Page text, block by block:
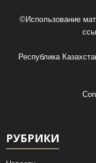
©Использование
Республика
РУБРИКИ